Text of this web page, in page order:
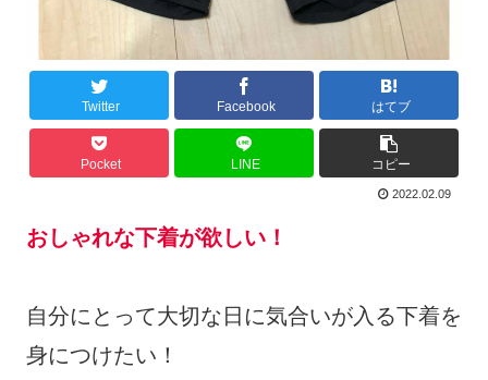
Twitter Facebook はてブ
Pocket LINE コピー
2022.02.09
おしゃれな下着が欲しい！
自分にとって大切な日に気合いが入る下着を
身につけたい！